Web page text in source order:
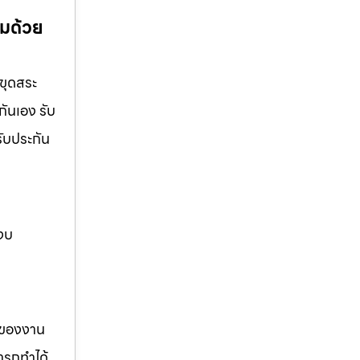
ด้วย
ดสระ
เอง รับ
ประกัน
บ
องงาน